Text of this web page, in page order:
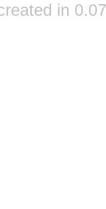
in